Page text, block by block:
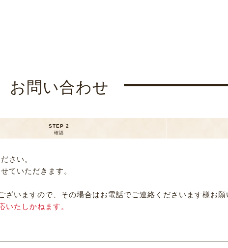
お問い合わせ
STEP 2
確認
さい。
ていただきます。
いますので、その場合はお電話でご連絡くださいます様お願
たしかねます。